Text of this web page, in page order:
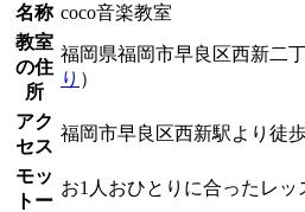
名称 coco音楽教室
教室
の住
所
福岡県福岡市早良区西新二
り ）
アク
セス
福岡市早良区西新駅より徒
モッ
トー
お1人おひとりに合ったレッ